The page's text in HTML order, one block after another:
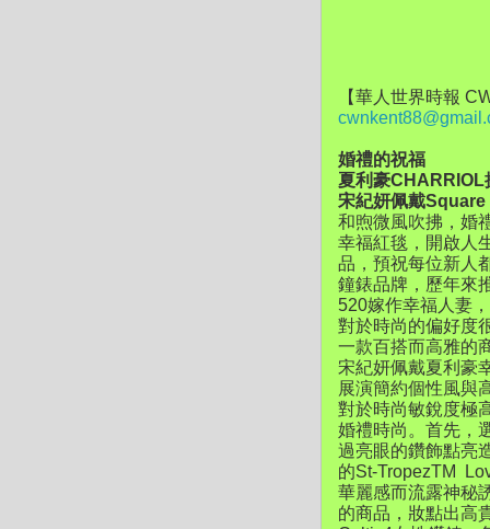
【華人世界時報
婚禮的祝福
夏利豪CHARRIOL
宋紀妍佩戴
和煦微風吹拂，婚
幸福紅毯，開啟人
品，預祝每位新人
鐘錶品牌，歷年來
520嫁作幸福人妻
對於時尚的偏好度
一款百搭而高雅的
宋紀妍佩戴夏利豪
展演簡約個性風與
對於時尚敏銳度極
婚禮時尚。首先，
過亮眼的鑽飾點亮
的St-TropezTM
華麗感而流露神秘
的商品，妝點出高